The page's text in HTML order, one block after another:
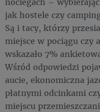
jak hostele czy
Są i tacy, którzy
miejsce w pociągu czy
wskazało 7%
Wśród odpowiedzi
aucie, ekonomiczna
płatnymi odcinkami
miejscu